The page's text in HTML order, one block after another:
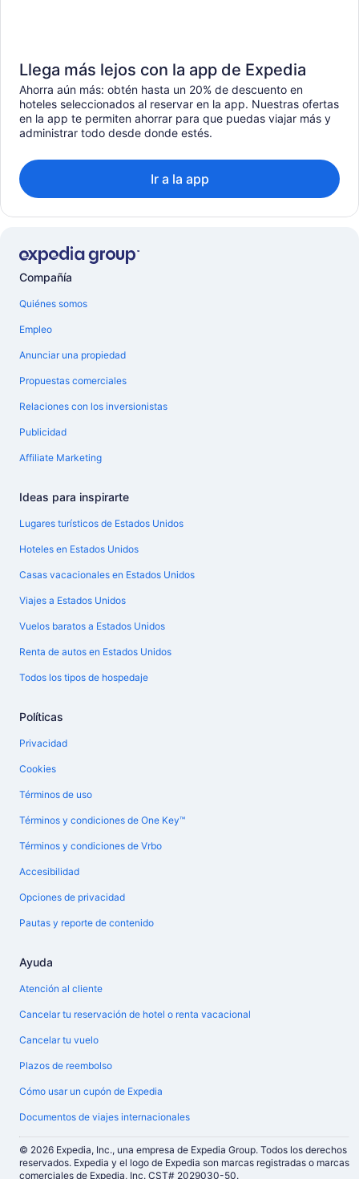
Llega más lejos con la app de Expedia
Ahorra aún más: obtén hasta un 20% de descuento en
hoteles seleccionados al reservar en la app. Nuestras ofertas
en la app te permiten ahorrar para que puedas viajar más y
administrar todo desde donde estés.
Ir a la app
Compañía
Quiénes somos
Empleo
Anunciar una propiedad
Propuestas comerciales
Relaciones con los inversionistas
Publicidad
Affiliate Marketing
Ideas para inspirarte
Lugares turísticos de Estados Unidos
Hoteles en Estados Unidos
Casas vacacionales en Estados Unidos
Viajes a Estados Unidos
Vuelos baratos a Estados Unidos
Renta de autos en Estados Unidos
Todos los tipos de hospedaje
Políticas
Privacidad
Cookies
Términos de uso
Términos y condiciones de One Key™
Términos y condiciones de Vrbo
Accesibilidad
Opciones de privacidad
Pautas y reporte de contenido
Ayuda
Atención al cliente
Cancelar tu reservación de hotel o renta vacacional
Cancelar tu vuelo
Plazos de reembolso
Cómo usar un cupón de Expedia
Documentos de viajes internacionales
© 2026 Expedia, Inc., una empresa de Expedia Group. Todos los derechos
reservados. Expedia y el logo de Expedia son marcas registradas o marcas
comerciales de Expedia, Inc. CST# 2029030-50.